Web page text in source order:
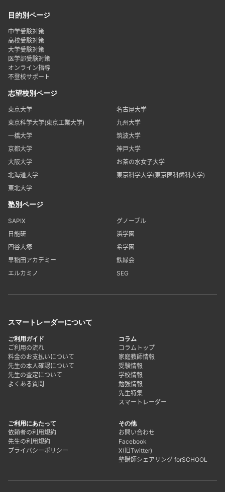
目的別ページ
中学受験対策
高校受験対策
大学受験対策
医学部受験対策
オンライン指導
不登校サポート
志望校別ページ
東京大学
名古屋大学
東京科学大学(東京工業大学)
九州大学
一橋大学
筑波大学
京都大学
神戸大学
大阪大学
お茶の水女子大学
北海道大学
東京科学大学(東京医科歯科大学)
東北大学
塾別ページ
SAPIX
グノーブル
日能研
浜学園
四谷大塚
希学園
早稲田アカデミー
鉄緑会
エルカミノ
SEG
スマートレーダーについて
ご利用ガイド
ご利用の流れ
料金のお支払いについて
先生の本人確認について
先生の査定について
よくある質問
コラム
コラムトップ
家庭教師情報
受験情報
学校情報
勉強情報
先生特集
スマートレーダー
ご利用にあたって
依頼者の利用規約
先生の利用規約
プライバシーポリシー
その他
お問い合わせ
Facebook
X(旧Twitter)
塾講師シェアリング forSCHOOL